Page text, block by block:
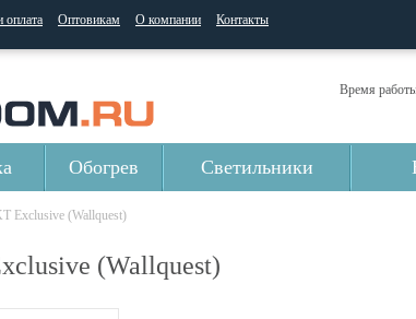
оплата Оптовикам О компании Контакты
Время
Обогрев Светильники
Exclusive (Wallquest)
(Wallquest)